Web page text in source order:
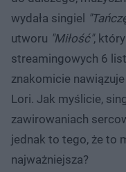
wydała singiel
utworu "Miłość",
streamingowych 6
znakomicie
Lori. Jak myślicie,
zawirowaniach
jednak to tego, że to
najważniejsza?